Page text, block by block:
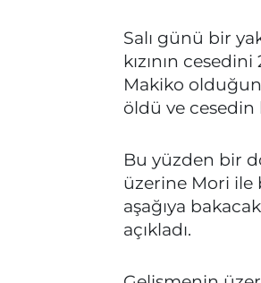
Salı günü bir
kızının
Makiko
öldü ve cesedin
Bu yüzden bir
üzerine Mori ile
aşağıya
açıkladı.